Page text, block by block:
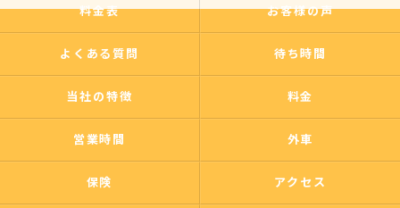
料金表 お客様の声
よくある質問 待ち時間
当社の特徴 料金
営業時間 外車
保険 アクセス